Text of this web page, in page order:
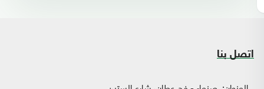
اتصل بنا